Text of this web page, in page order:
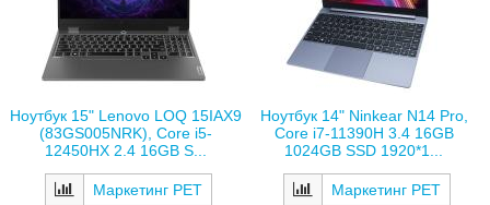
Ноутбук 15" Lenovo LOQ 15IAX9
(83GS005NRK), Core i5-
12450HX 2.4 16GB S...
Маркетинг РЕТ
Ноутбук 14" Ninkear N14 Pro,
Core i7-11390H 3.4 16GB
1024GB SSD 1920*1...
Маркетинг РЕТ